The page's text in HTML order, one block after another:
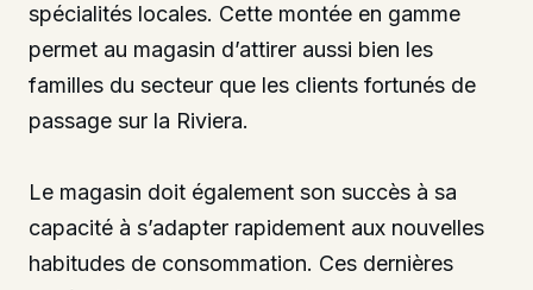
spécialités locales. Cette montée en gamme
permet au magasin d’attirer aussi bien les
familles du secteur que les clients fortunés de
passage sur la Riviera.
Le magasin doit également son succès à sa
capacité à s’adapter rapidement aux nouvelles
habitudes de consommation. Ces dernières